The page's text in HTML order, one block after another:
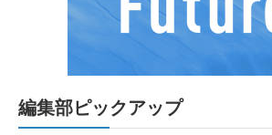
編集部ピックアップ